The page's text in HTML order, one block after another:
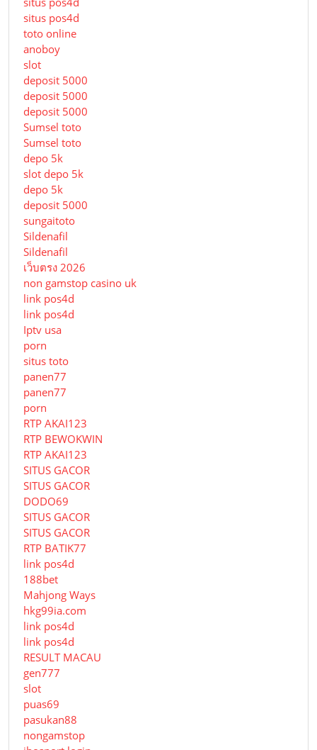
situs pos4d
toto online
anoboy
slot
deposit 5000
deposit 5000
deposit 5000
Sumsel toto
Sumsel toto
depo 5k
slot depo 5k
depo 5k
deposit 5000
sungaitoto
Sildenafil
Sildenafil
เว็บตรง 2026
non gamstop casino uk
link pos4d
link pos4d
Iptv usa
porn
situs toto
panen77
panen77
porn
RTP AKAI123
RTP BEWOKWIN
RTP AKAI123
SITUS GACOR
SITUS GACOR
DODO69
SITUS GACOR
SITUS GACOR
RTP BATIK77
link pos4d
188bet
Mahjong Ways
hkg99ia.com
link pos4d
link pos4d
RESULT MACAU
gen777
slot
puas69
pasukan88
nongamstop